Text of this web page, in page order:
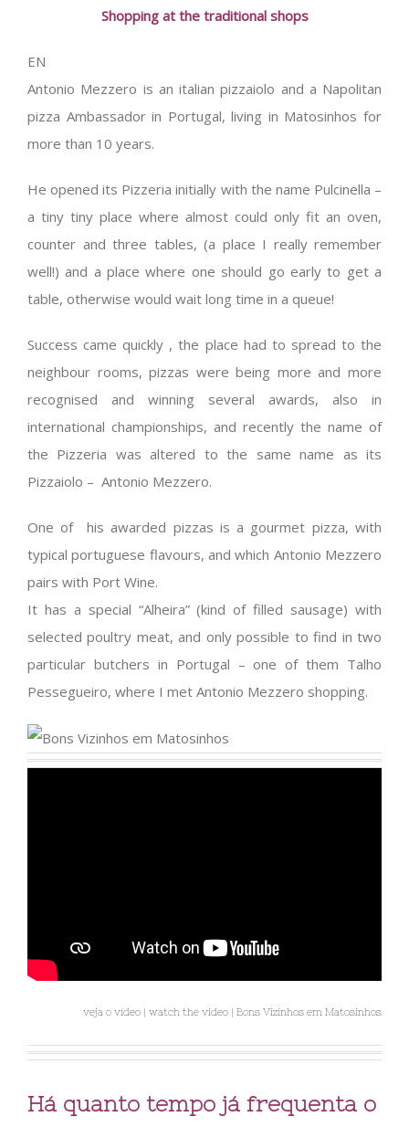
Shopping at the traditional shops
EN
Antonio Mezzero is an italian pizzaiolo and a Napolitan
pizza Ambassador in Portugal, living in Matosinhos for
more than 10 years.
He opened its Pizzeria initially with the name Pulcinella –
a tiny tiny place where almost could only fit an oven,
counter and three tables, (a place I really remember
well!) and a place where one should go early to get a
table, otherwise would wait long time in a queue!
Success came quickly , the place had to spread to the
neighbour rooms, pizzas were being more and more
recognised and winning several awards, also in
international championships, and recently the name of
the Pizzeria was altered to the same name as its
Pizzaiolo – Antonio Mezzero.
One of his awarded pizzas is a gourmet pizza, with
typical portuguese flavours, and which Antonio Mezzero
pairs with Port Wine.
It has a special “Alheira” (kind of filled sausage) with
selected poultry meat, and only possible to find in two
particular butchers in Portugal – one of them Talho
Pessegueiro, where I met Antonio Mezzero shopping.
veja o vídeo | watch the video | Bons Vizinhos em Matosinhos
Há quanto tempo já frequenta o